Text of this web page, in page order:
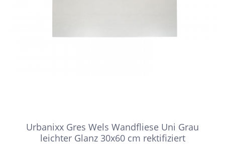
Urbanixx Gres Wels Wandfliese Uni Grau
leichter Glanz 30x60 cm rektifiziert